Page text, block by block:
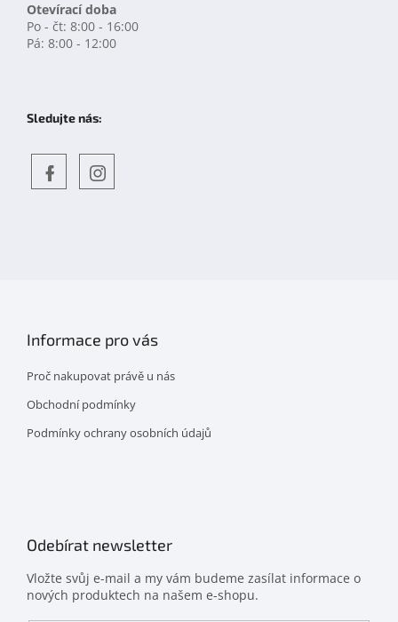
Otevírací doba
Po - čt: 8:00 - 16:00
Pá: 8:00 - 12:00
Sledujte nás:
Informace pro vás
Proč nakupovat právě u nás
Obchodní podmínky
Podmínky ochrany osobních údajů
Odebírat newsletter
Vložte svůj e-mail a my vám budeme zasílat informace o
nových produktech na našem e-shopu.